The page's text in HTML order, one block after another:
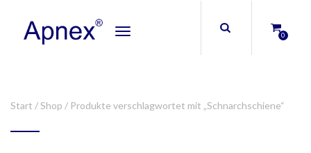
Toggle
0
Start /Shop / Produkte verschlagwortet mit „Schnarchschiene“